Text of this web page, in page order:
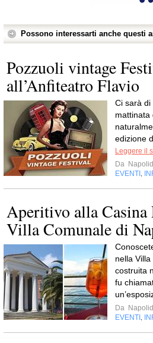
Possono interessarti anche questi
Pozzuoli vintage
all’Anfiteatro Flavio
Ci sarà di
mattinata
edizione
Leggere il
Da
EVENTI
Aperitivo alla Casina
Villa Comunale di
nella
costruita
fu
Da
EVENTI